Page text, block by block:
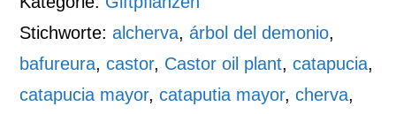
Stichworte:alcherva,árbol del demonio,
bafureura,castor, Castor oil plant,catapucia,
catapucia mayor,cataputia mayor,cherva,